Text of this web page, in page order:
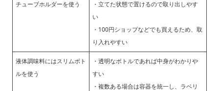
チューブホルダーを使う
・立てた状態で置けるので取り出しやす
い
・100円ショップなどでも買えるため、取
り入れやすい
液体調味料にはスリムボト
ルを使う
・透明なボトルであれば中身がわかりや
すい
・複数ある場合は容器を統一し、ラベリ